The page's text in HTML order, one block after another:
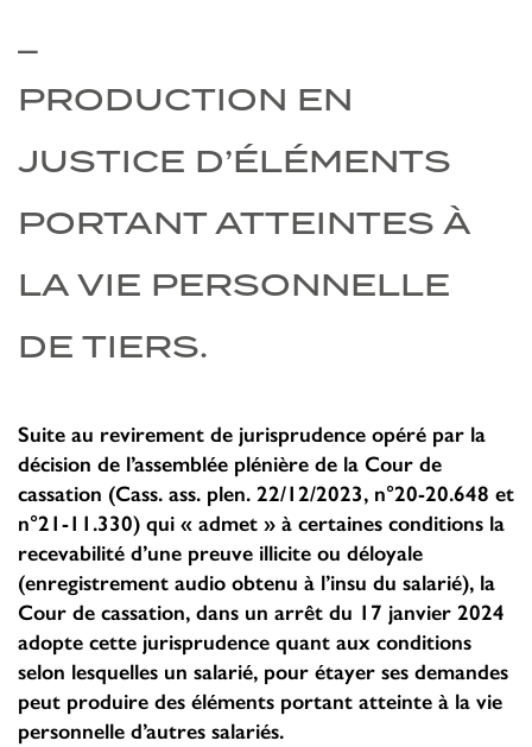
_
PRODUCTION EN
JUSTICE D’ÉLÉMENTS
PORTANT ATTEINTES À
LA VIE PERSONNELLE
DE TIERS.
Suite au revirement de jurisprudence opéré par la
décision de l’assemblée plénière de la Cour de
cassation (Cass. ass. plen. 22/12/2023, n°20-20.648 et
n°21-11.330) qui « admet » à certaines conditions la
recevabilité d’une preuve illicite ou déloyale
(enregistrement audio obtenu à l’insu du salarié), la
Cour de cassation, dans un arrêt du 17 janvier 2024
adopte cette jurisprudence quant aux conditions
selon lesquelles un salarié, pour étayer ses demandes
peut produire des éléments portant atteinte à la vie
personnelle d’autres salariés.